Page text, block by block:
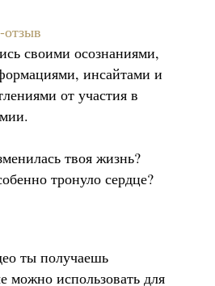
своими осознаниями,
инсайтами и
от участия в
твоя жизнь?
тронуло сердце?
ты получаешь
можно использовать для